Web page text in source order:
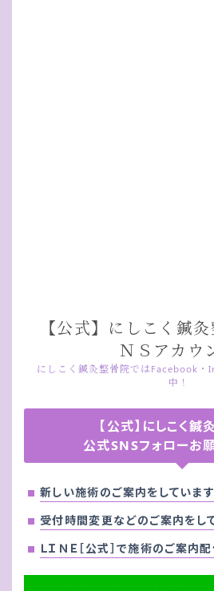
【公式】にしこく鍼
ＮＳアカウ
にしこく鍼灸整骨院ではFacebook・
中！
【公式】にしこく鍼
公式SNSフォローお願
新しい施術のご案内をしています
受付時間変更などのご案内をし
ＬＩＮＥ［公式］で施術のご案内